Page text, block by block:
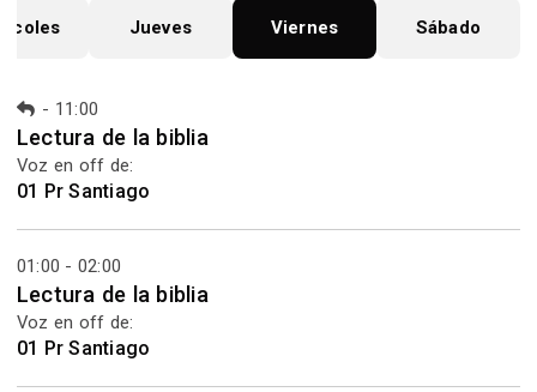
Jueves Viernes Sábado
- 11:00
Lectura de la biblia
Voz en off de:
01 Pr Santiago
01:00 - 02:00
Lectura de la biblia
Voz en off de:
01 Pr Santiago